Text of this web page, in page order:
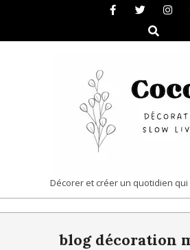
content
Search
COCON
|
DÉCORATION
Décorer et créer un quotidien
blog décoration